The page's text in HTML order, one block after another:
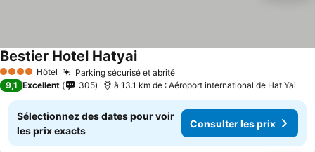
4 Étoiles Hôtel Parking sécurisé et abrité
Bestier Hotel Hatyai
9,1 Excellent 305 à 13.1 km de : Aéroport international de Hat Yai
Sélectionnez des dates pour voir
les prix exacts
Consulter les prix